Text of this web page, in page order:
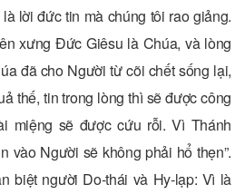
lời đức tin mà chúng tôi rao giảng.
xưng Ðức Giêsu là Chúa, và lòng
đã cho Người từ cõi chết sống lại,
thế, tin trong lòng thì sẽ được công
miệng sẽ được cứu rỗi. Vì Thánh
vào Người sẽ không phải hổ thẹn”.
biệt người Do-thái và Hy-lạp: Vì là